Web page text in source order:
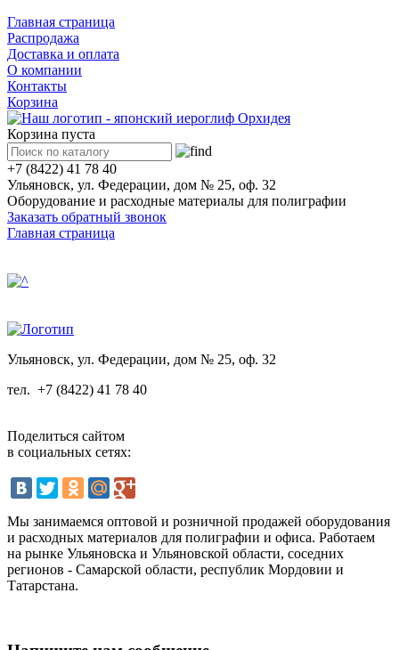
Главная страница
Распродажа
Доставка и оплата
О компании
Контакты
Корзина
Корзина пуста
+7 (8422) 41 78 40
Ульяновск, ул. Федерации, дом № 25, оф. 32
Оборудование и расходные материалы для полиграфии
Заказать обратный звонок
Главная страница
Ульяновск, ул. Федерации, дом № 25, оф. 32
тел. +7 (8422) 41 78 40
Поделиться сайтом
в социальных сетях:
Мы занимаемся оптовой и розничной продажей оборудования
и расходных материалов для полиграфии и офиса. Работаем
на рынке Ульяновска и Ульяновской области, соседних
регионов - Самарской области, республик Мордовии и
Татарстана.